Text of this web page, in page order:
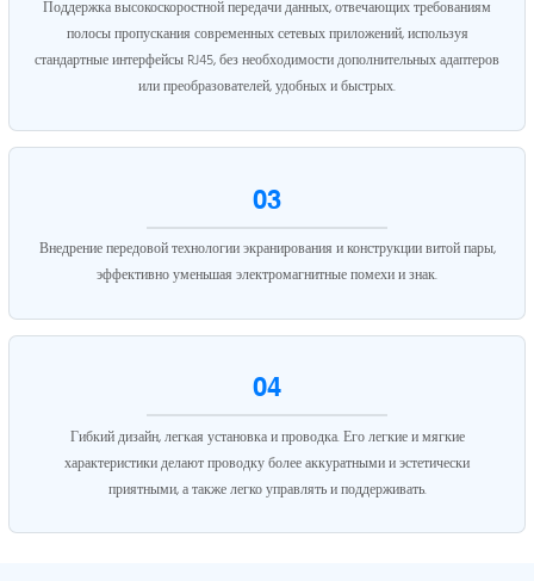
Поддержка высокоскоростной передачи данных, отвечающих требованиям
полосы пропускания современных сетевых приложений, используя
стандартные интерфейсы RJ45, без необходимости дополнительных адаптеров
или преобразователей, удобных и быстрых.
03
Внедрение передовой технологии экранирования и конструкции витой пары,
эффективно уменьшая электромагнитные помехи и знак.
04
Гибкий дизайн, легкая установка и проводка. Его легкие и мягкие
характеристики делают проводку более аккуратными и эстетически
приятными, а также легко управлять и поддерживать.